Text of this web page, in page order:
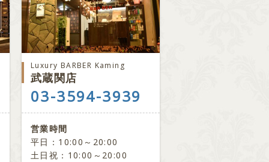
Luxury BARBER Kaming
武蔵関店
03-3594-3939
営業時間
平日：10:00～20:00
土日祝：10:00～20:00